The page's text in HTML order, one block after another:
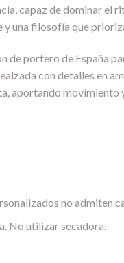
capaz de dominar el
y una filosofía que
de portero de España
con detalles en
aportando movimiento
no admiten
No utilizar secadora.